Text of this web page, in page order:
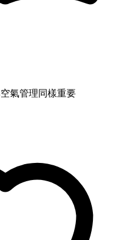
氣管理同樣重要